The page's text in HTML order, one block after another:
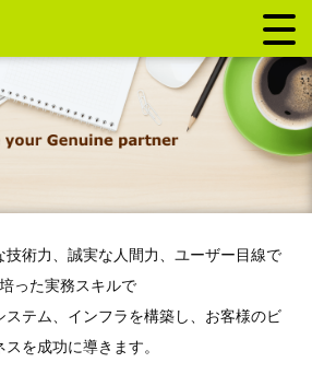
技術力、誠実な人間力、ユーザー目線で
培った実務スキルで
テム、インフラを構築し、お客様のビ
スを成功に導きます。